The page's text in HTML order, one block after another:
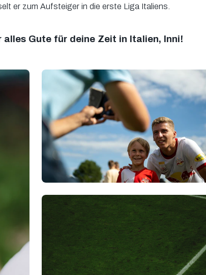
er zum Aufsteiger in die erste Liga Italiens.
alles Gute für deine Zeit in Italien, Inni!